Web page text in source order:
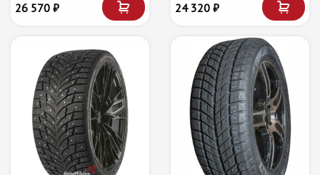
26 570 ₽ 24 320 ₽